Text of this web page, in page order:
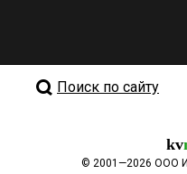
Поиск по сайту
kv
© 2001—2026 ООО